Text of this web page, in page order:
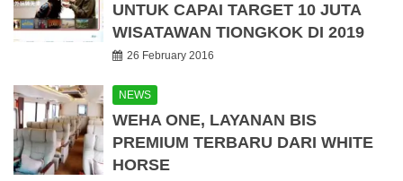
UNTUK CAPAI TARGET 10 JUTA
WISATAWAN TIONGKOK DI 2019
26 February 2016
NEWS
WEHA ONE, LAYANAN BIS
PREMIUM TERBARU DARI WHITE
HORSE